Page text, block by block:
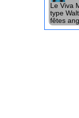
Le Viva
type
fêtes